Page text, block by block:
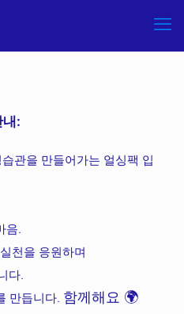
:
관을 만들어가는 얼싱팩 입
음.
천을 응원하며
다.
만듭니다. 함께해요 🌍